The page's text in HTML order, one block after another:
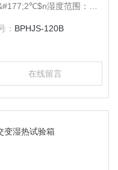
湿度范围：30-
寸（mm）：
50Hz
： BPHJS-120B
在线留言